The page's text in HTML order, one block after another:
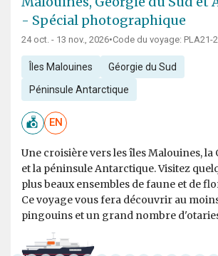
- Spécial photographique
24 oct. - 13 nov., 2026•Code du voyage: PLA21-
Îles Malouines Géorgie du Sud
Péninsule Antarctique
EN
Une croisière vers les îles Malouines, la
et la péninsule Antarctique. Visitez
plus beaux ensembles de faune et de
Ce voyage vous fera découvrir au
pingouins et un grand nombre